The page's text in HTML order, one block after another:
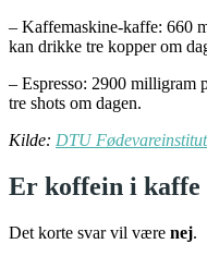
– Kaffemaskine-kaffe: 660
kan drikke tre kopper om
– Espresso: 2900 milligram
tre shots om dagen.
Kilde: DTU
Er koffein i kaffe
Det korte svar vil være nej.